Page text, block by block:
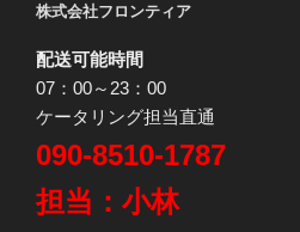
株式会社フロンティア
配送可能時間
07：00～23：00
ケータリング担当直通
090-8510-1787
担当：小林